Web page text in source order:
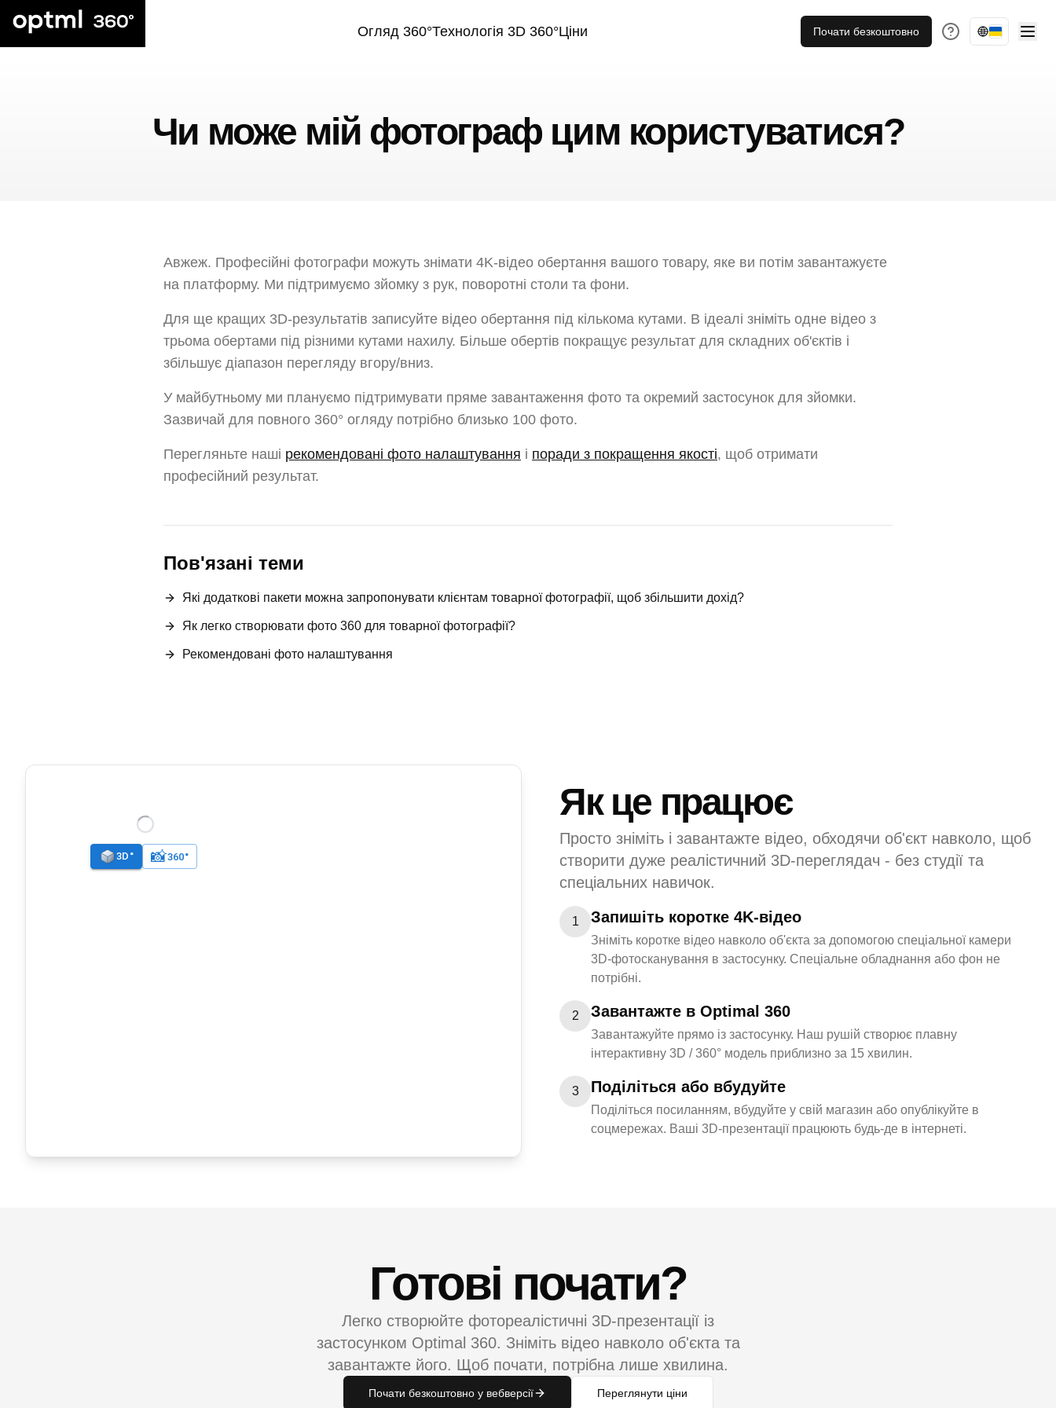
Огляд 360°Технологія 3D 360°Ціни Почати безкоштовно
Чи може мій фотограф цим користуватися?
Авжеж. Професійні фотографи можуть знімати 4K-відео обертання вашого товару, яке ви потім завантажуєте
на платформу. Ми підтримуємо зйомку з рук, поворотні столи та фони.
Для ще кращих 3D-результатів записуйте відео обертання під кількома кутами. В ідеалі зніміть одне відео з
трьома обертами під різними кутами нахилу. Більше обертів покращує результат для складних об'єктів і
збільшує діапазон перегляду вгору/вниз.
У майбутньому ми плануємо підтримувати пряме завантаження фото та окремий застосунок для зйомки.
Зазвичай для повного 360° огляду потрібно близько 100 фото.
Перегляньте наші рекомендовані фото налаштування і поради з покращення якості, щоб отримати
професійний результат.
Пов'язані теми
Які додаткові пакети можна запропонувати клієнтам товарної фотографії, щоб збільшити дохід?
Як легко створювати фото 360 для товарної фотографії?
Рекомендовані фото налаштування
Як це працює
Просто зніміть і завантажте відео, обходячи об'єкт навколо, щоб
створити дуже реалістичний 3D-переглядач - без студії та
спеціальних навичок.
1 Запишіть коротке 4K-відео
Зніміть коротке відео навколо об'єкта за допомогою спеціальної камери
3D-фотосканування в застосунку. Спеціальне обладнання або фон не
потрібні.
2 Завантажте в Optimal 360
Завантажуйте прямо із застосунку. Наш рушій створює плавну
інтерактивну 3D / 360° модель приблизно за 15 хвилин.
3 Поділіться або вбудуйте
Поділіться посиланням, вбудуйте у свій магазин або опублікуйте в
соцмережах. Ваші 3D-презентації працюють будь-де в інтернеті.
Готові почати?
Легко створюйте фотореалістичні 3D-презентації із
застосунком Optimal 360. Зніміть відео навколо об'єкта та
завантажте його. Щоб почати, потрібна лише хвилина.
Почати безкоштовно у вебверсії Переглянути ціни